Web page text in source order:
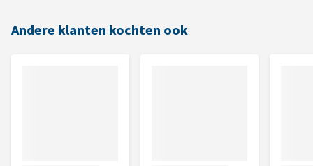
Andere klanten kochten ook